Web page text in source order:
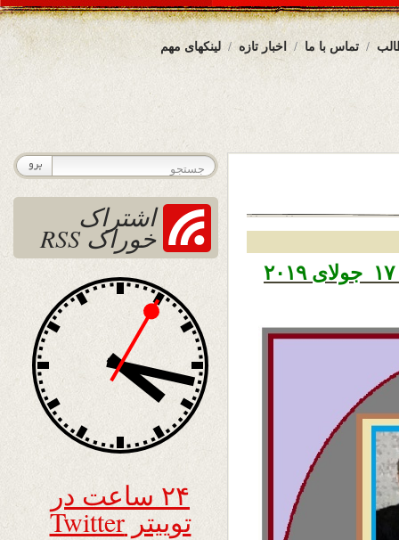
لینکهای مهم اخبار تازه تماس با ما
تاریخ نشر چهار شنبه ۲۶ سرطان ۱۳۹۸ – ۱۷ جولای ۲۰۱۹
اشتراک
خوراک RSS
۲۴ ساعت در
توییتر Twitter